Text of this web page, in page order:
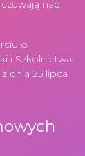
nad
o
i Szkolnictwa
dnia 25 lipca